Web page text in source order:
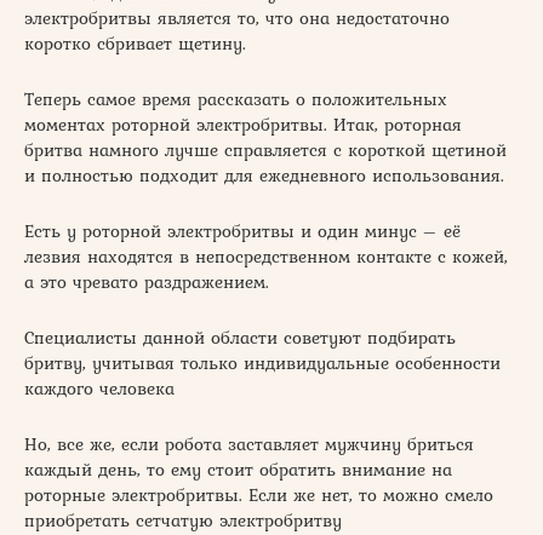
электробритвы является то, что она недостаточно
коротко сбривает щетину.
Теперь самое время рассказать о положительных
моментах роторной электробритвы. Итак, роторная
бритва намного лучше справляется с короткой щетиной
и полностью подходит для ежедневного использования.
Есть у роторной электробритвы и один минус – её
лезвия находятся в непосредственном контакте с кожей,
а это чревато раздражением.
Специалисты данной области советуют подбирать
бритву, учитывая только индивидуальные особенности
каждого человека
Но, все же, если робота заставляет мужчину бриться
каждый день, то ему стоит обратить внимание на
роторные электробритвы. Если же нет, то можно смело
приобретать сетчатую электробритву